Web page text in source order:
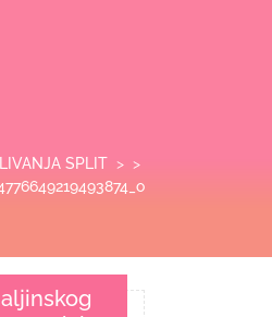
SPLIT > >